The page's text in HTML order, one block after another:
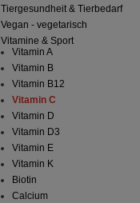
Tiergesundheit & Tierbedarf
Vegan - vegetarisch
Vitamine & Sport
Vitamin A
Vitamin B
Vitamin B12
Vitamin C
Vitamin D
Vitamin D3
Vitamin E
Vitamin K
Biotin
Calcium